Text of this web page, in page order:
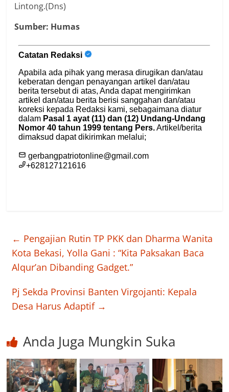
Lintong.(Dns)
Sumber: Humas
← Pengajian Rutin TP PKK dan Dharma Wanita
Kota Bekasi, Yolla Gani : “Kita Paksakan Baca
Alqur’an Dibanding Gadget.”
Pj Sekda Provinsi Banten Virgojanti: Kepala
Desa Harus Adaptif →
Anda Juga Mungkin Suka